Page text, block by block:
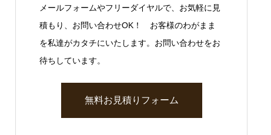
メールフォームやフリーダイヤルで、お気軽に見
積もり、お問い合わせOK！ お客様のわがまま
を私達がカタチにいたします。お問い合わせをお
待ちしています。
無料お見積りフォーム